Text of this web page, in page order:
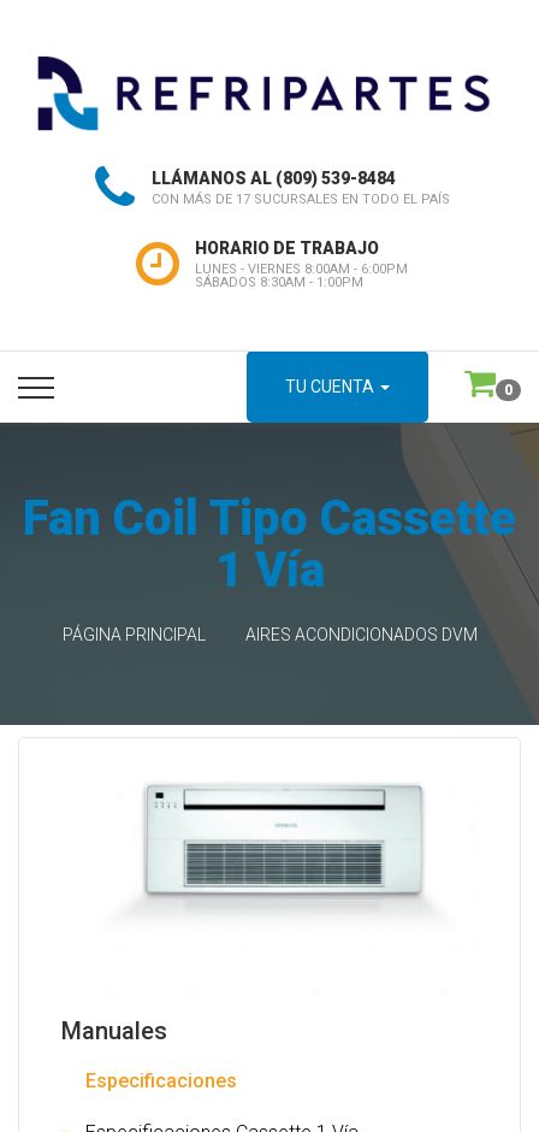
LLÁMANOS AL (809) 539-8484
CON MÁS DE 17 SUCURSALES EN TODO EL PAÍS
HORARIO DE TRABAJO
LUNES - VIERNES 8:00AM - 6:00PM
SÁBADOS 8:30AM - 1:00PM
TU CUENTA 0
Fan Coil Tipo Cassette
1 Vía
PÁGINA PRINCIPAL AIRES ACONDICIONADOS DVM
Manuales
Especificaciones